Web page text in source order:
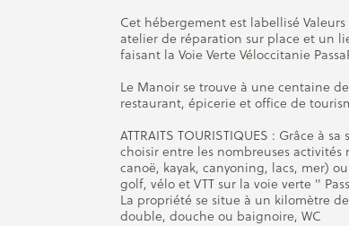
Cet hébergement est labellisé
atelier de réparation sur place et un
faisant la Voie Verte Véloccitanie
Le Manoir se trouve à une centaine
restaurant, épicerie et office de
ATTRAITS TOURISTIQUES : Grâce
choisir entre les nombreuses
canoë, kayak, canyoning, lacs, mer)
golf, vélo et VTT sur la voie verte "
La propriété se situe à un kilomètre
double, douche ou baignoire, WC